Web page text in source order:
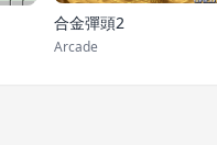
合金彈頭2
Arcade